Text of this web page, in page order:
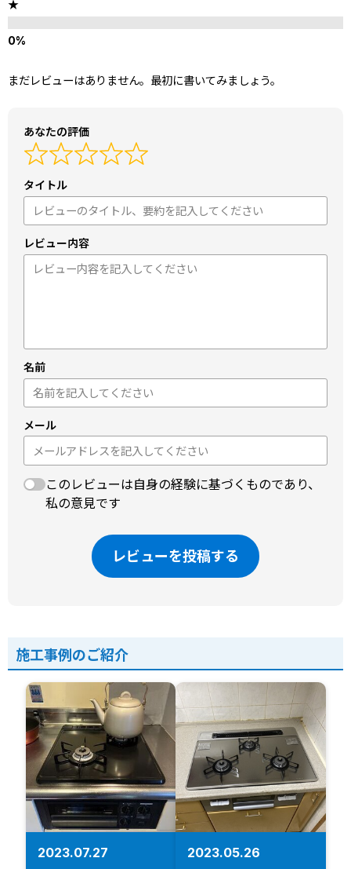
★
まだレビューはありません。最初に書いてみましょう。
あなたの評価
タイトル
レビュー内容
名前
メール
このレビューは自身の経験に基づくものであり、
私の意見です
レビューを投稿する
施工事例のご紹介
2023.07.27 2023.05.26